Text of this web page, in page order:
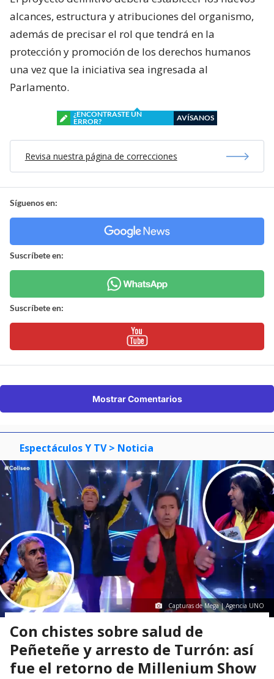
alcances, estructura y atribuciones del organismo,
además de precisar el rol que tendrá en la
protección y promoción de los derechos humanos
una vez que la iniciativa sea ingresada al
Parlamento.
¿ENCONTRASTE UN
ERROR?
AVÍSANOS
Revisa nuestra página de correcciones
Síguenos en:
Suscríbete en:
Suscríbete en:
Mostrar Comentarios
Espectáculos Y TV > Noticia
Capturas de Mega | Agencia UNO
Con chistes sobre salud de
Peñeteñe y arresto de Turrón: así
fue el retorno de Millenium Show